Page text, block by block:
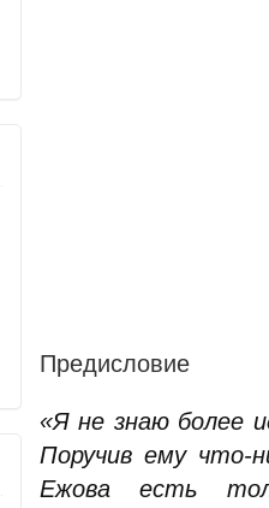
Предисловие
«Я не знаю более
Поручив ему что-
Ежова есть